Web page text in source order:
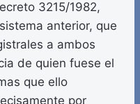
3215/1982,
anterior, que
a ambos
de quien fuese el
que ello
por